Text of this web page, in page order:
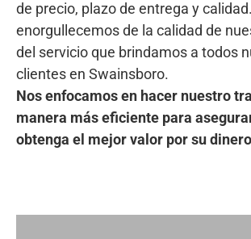
de precio, plazo de entrega y
enorgullecemos de la calidad de
del servicio que brindamos a todos
clientes en Swainsboro.
Nos enfocamos en hacer nuestro
manera más eficiente para
obtenga el mejor valor por su